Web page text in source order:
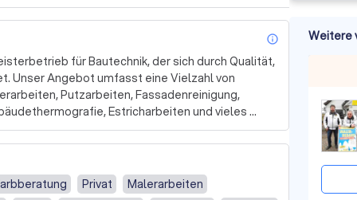
für Bautechnik, der sich durch Qualität,
Unser Angebot umfasst eine Vielzahl von
Putzarbeiten, Fassadenreinigung,
Estricharbeiten und vieles
und Bauträgern zusammenzuarbeiten
zu bedienen.
und den Vertrieb von Türen und Fenstern
Hersteller in diesem Bereich. Drutex ist
Privat
Malerarbeiten
Weitere